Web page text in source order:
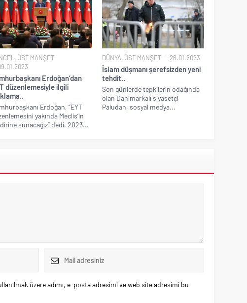
, ÜST MANŞET
Erdoğan’dan
düzenlemesiyle ilgili
Erdoğan, “EYT
yakında Meclis’in
sunacağız” dedi. 2023...
DÜNYA, ÜST MANŞET 26.01.2023
İslam düşmanı şerefsizden yeni
tehdit..
Son günlerde tepkilerin odağında
olan Danimarkalı siyasetçi
Paludan, sosyal medya...
üzere adımı, e-posta adresimi ve web site adresimi bu